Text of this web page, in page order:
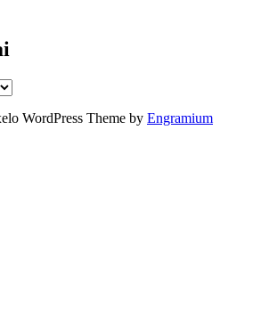
WordPress Theme by Engramium